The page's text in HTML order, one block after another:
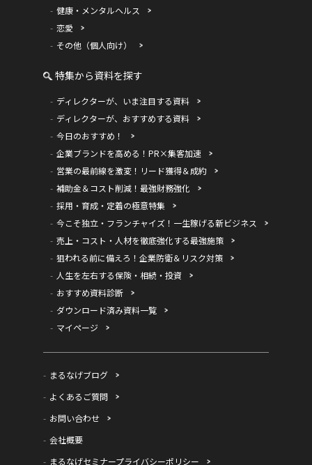
健康・メンタルヘルス
恋愛
その他（個人向け）
特集から資料を探す
ディレクターが、いま注目する資料
ディレクターが、おすすめする資料
今日のおすすめ！
企業ブランドを高める！PR×集客加速
営業の最前線を激変！リード獲得＆成約
補助金＆コスト削減！最強財務強化
採用・育成・定着の極意特集
今こそ独立・フランチャイズ！一生稼げる新ビジネス
売上・コスト・人材を徹底強化する最強施策
狙われる前に備えろ！企業防衛＆リスク対策
人生を左右する保険・相続・投資
おすすめ資料診断
ダウンロード済み資料一覧
マイページ
まるなげブログ
よくあるご質問
お問い合わせ
会社概要
まるなげセミナープライバシーポリシー